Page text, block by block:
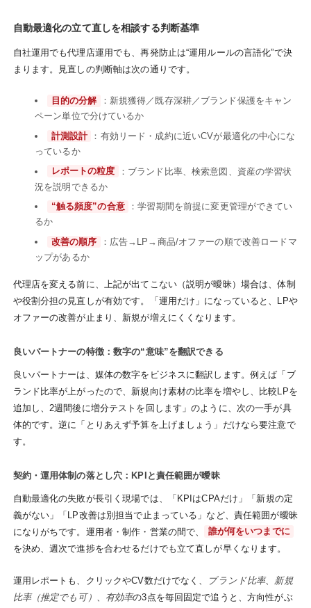
自動最適化の立て直しを相談する判断基準
自社運用でも代理店運用でも、再発防止は“運用ルールの言語化”で決
まります。見直しの判断軸は次の通りです。
目的の分解
：新規獲得／既存深耕／ブランド保護をキャン
ペーン単位で分けているか
計測設計
：有効リード・成約に近いCVが最適化の中心にな
っているか
レポートの粒度
：ブランド比率、検索意図、資産の学習状
況を説明できるか
“触る頻度”の合意
：学習期間を前提に変更管理ができてい
るか
改善の順序
：広告→LP→商品/オファーの順で改善ロードマ
ップがあるか
代理店を変える前に、上記が出てこない（説明が曖昧）場合は、体制
や役割分担の見直しが有効です。「運用だけ」になっていると、LPや
オファーの改善が止まり、新規が増えにくくなります。
良いパートナーの特徴：数字の“意味”を翻訳できる
良いパートナーは、媒体の数字をビジネスに翻訳します。例えば「ブ
ランド比率が上がったので、新規向け素材の比率を増やし、比較LPを
追加し、2週間後に増分テストを回します」のように、次の一手が具
体的です。逆に「とりあえず予算を上げましょう」だけなら要注意で
す。
契約・運用体制の落とし穴：KPIと責任範囲が曖昧
自動最適化の失敗が長引く現場では、「KPIはCPAだけ」「新規の定
義がない」「LP改善は別担当で止まっている」など、責任範囲が曖昧
になりがちです。運用者・制作・営業の間で、
誰が何をいつまでに
を決め、週次で進捗を合わせるだけでも立て直しが早くなります。
運用レポートも、クリックやCV数だけでなく、 ブランド比率、 新規
比率（推定でも可） 、 有効率の3点を毎回固定で追うと、方向性がぶ